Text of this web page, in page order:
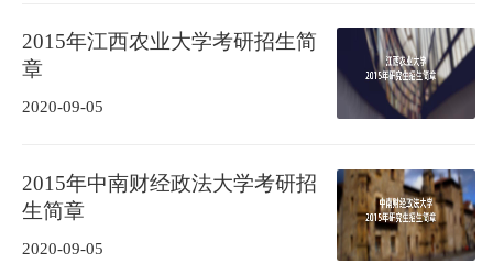
2015年江西农业大学考研招生简
章
2020-09-05
2015年中南财经政法大学考研招
生简章
2020-09-05